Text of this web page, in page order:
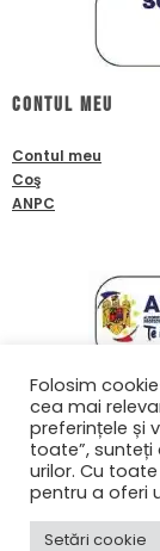
Contul meu
Contul meu
Coş
ANPC
Contact
0761601933
Folosim
cea mai
preferințele și
toate”, sunteți
urilor. Cu
pentru a oferi
Setări cookie